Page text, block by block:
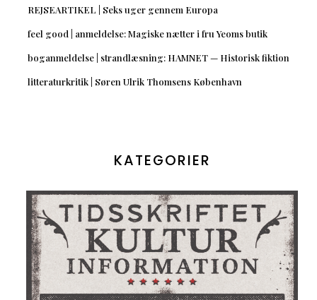
REJSEARTIKEL | Seks uger gennem Europa
feel good | anmeldelse: Magiske nætter i fru Yeoms butik
boganmeldelse | strandlæsning: HAMNET — Historisk fiktion
litteraturkritik | Søren Ulrik Thomsens København
KATEGORIER